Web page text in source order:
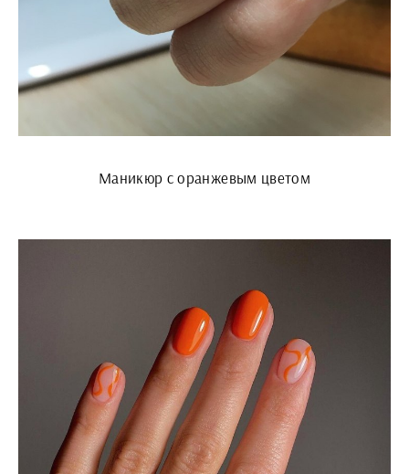
Маникюр с оранжевым цветом